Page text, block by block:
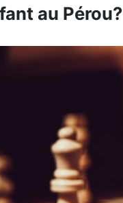
au Pérou?